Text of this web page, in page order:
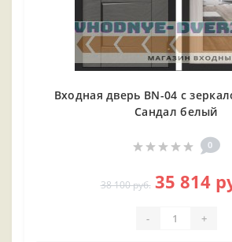
Входная дверь BN-04 с
Сандал белый
0
38 100 руб. 35 814
- +